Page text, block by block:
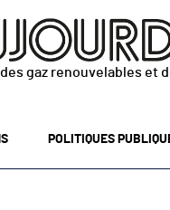
gaz renouvelables et
POLITIQUES